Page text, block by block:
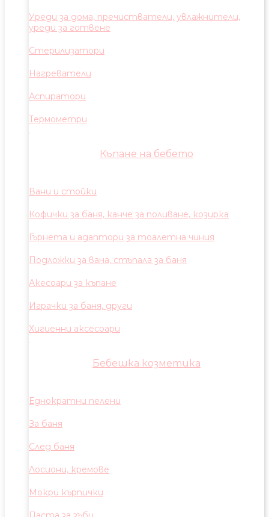
Уреди за дома, пречистватели, увлажнители,
уреди за готвене
Стерилизатори
Нагреватели
Аспиратори
Термометри
Къпане на бебето
Вани и стойки
Кофички за баня, канче за поливане, козирка
Гърнета и адаптори за тоалетна чиния
Подложки за вана, стъпала за баня
Акесоари за къпане
Играчки за баня, други
Хигиенни аксесоари
Бебешка козметика
Еднократни пелени
За баня
След баня
Лосиони, кремове
Мокри кърпички